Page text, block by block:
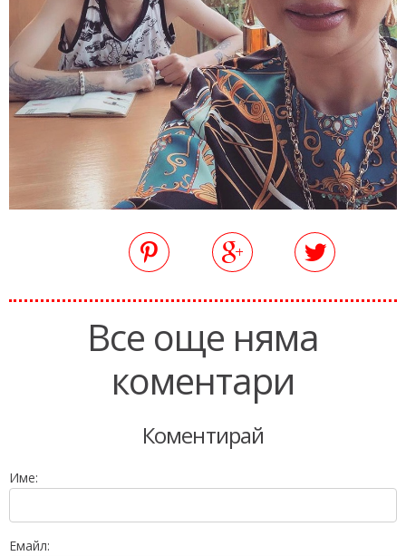
Все още няма
коментари
Коментирай
Име:
Емайл: